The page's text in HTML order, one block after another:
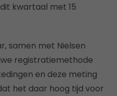
kwartaal met 15
samen met Nielsen
registratiemethode
en deze meting
het daar hoog tijd voor